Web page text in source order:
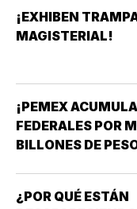
¡EXHIBEN
MAGISTERIAL!
¡PEMEX
FEDERALES POR
BILLONES DE
¿POR QUÉ ESTÁN